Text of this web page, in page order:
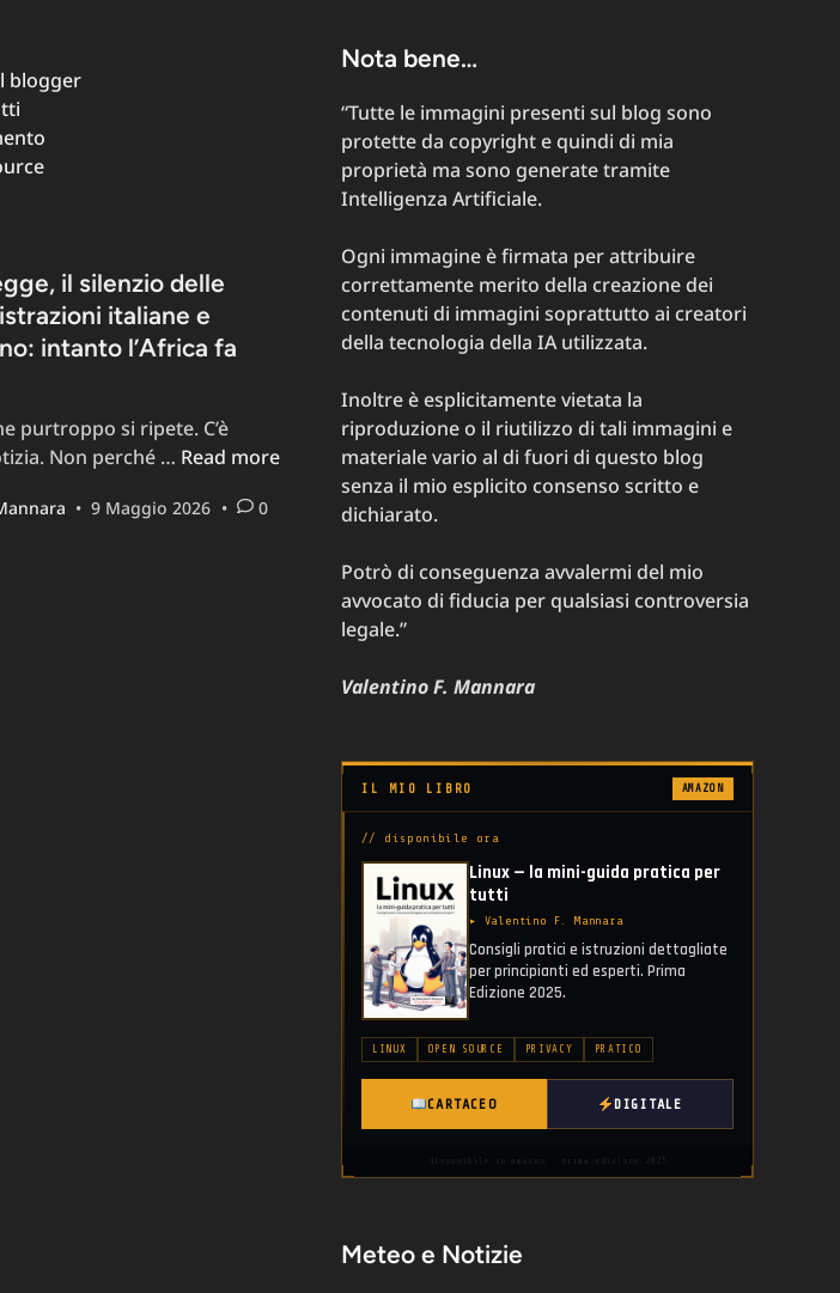
blogger
il silenzio delle
italiane e
intanto l’Africa fa
purtroppo si ripete. C’è
Non perché … Violazioni
Legge,
Read more
• 9 Maggio 2026 • 0
Nota bene…
“Tutte le immagini presenti sul blog sono
protette da copyright e quindi di mia
proprietà ma sono generate tramite
Intelligenza Artificiale.
Ogni immagine è firmata per attribuire
correttamente merito della creazione dei
contenuti di immagini soprattutto ai creatori
della tecnologia della IA utilizzata.
Inoltre è esplicitamente vietata la
riproduzione o il riutilizzo di tali immagini e
materiale vario al di fuori di questo blog
senza il mio esplicito consenso scritto e
dichiarato.
Potrò di conseguenza avvalermi del mio
avvocato di fiducia per qualsiasi controversia
legale.”
Valentino F. Mannara
IL MIO LIBRO AMAZON
// disponibile ora
Linux — la mini-guida pratica per
tutti
▸ Valentino F. Mannara
Consigli pratici e istruzioni dettagliate
per principianti ed esperti. Prima
Edizione 2025.
LINUX OPEN SOURCE PRIVACY PRATICO
CARTACEO DIGITALE
Meteo e Notizie